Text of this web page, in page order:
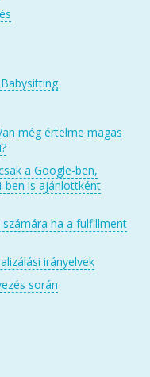
még értelme magas
a Google-ben,
ben is ajánlottként
ha a fulfillment
irányelvek
során